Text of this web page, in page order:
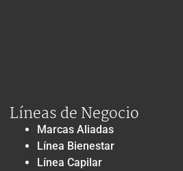
Líneas de Negocio
Marcas Aliadas
Línea Bienestar
Línea Capilar